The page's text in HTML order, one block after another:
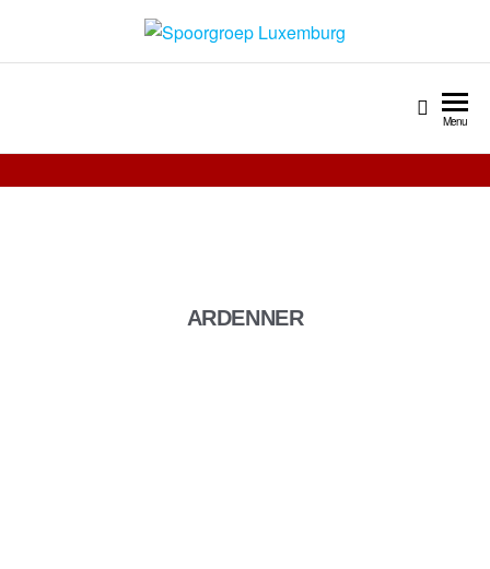
Spoorgroep Luxemburg
Menu
ARDENNER